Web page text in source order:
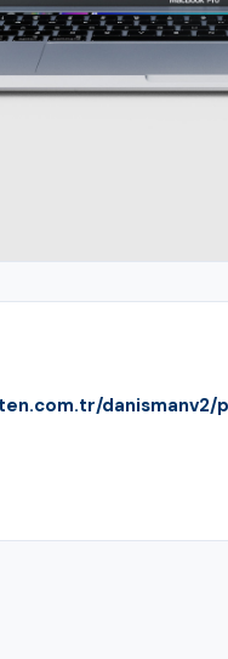
danismanv2/